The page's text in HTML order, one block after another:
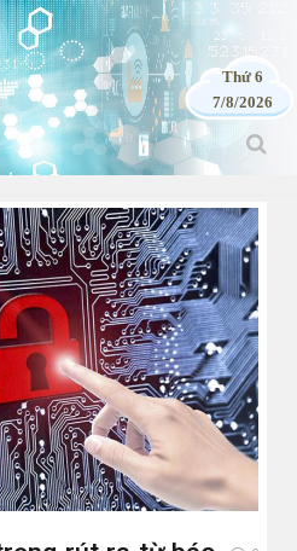
Thứ 6
7/8/2026